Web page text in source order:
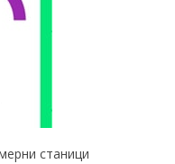
станици